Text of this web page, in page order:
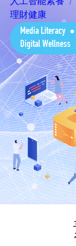
人工智能素養
理財健康
Media Literacy
Digital Wellness